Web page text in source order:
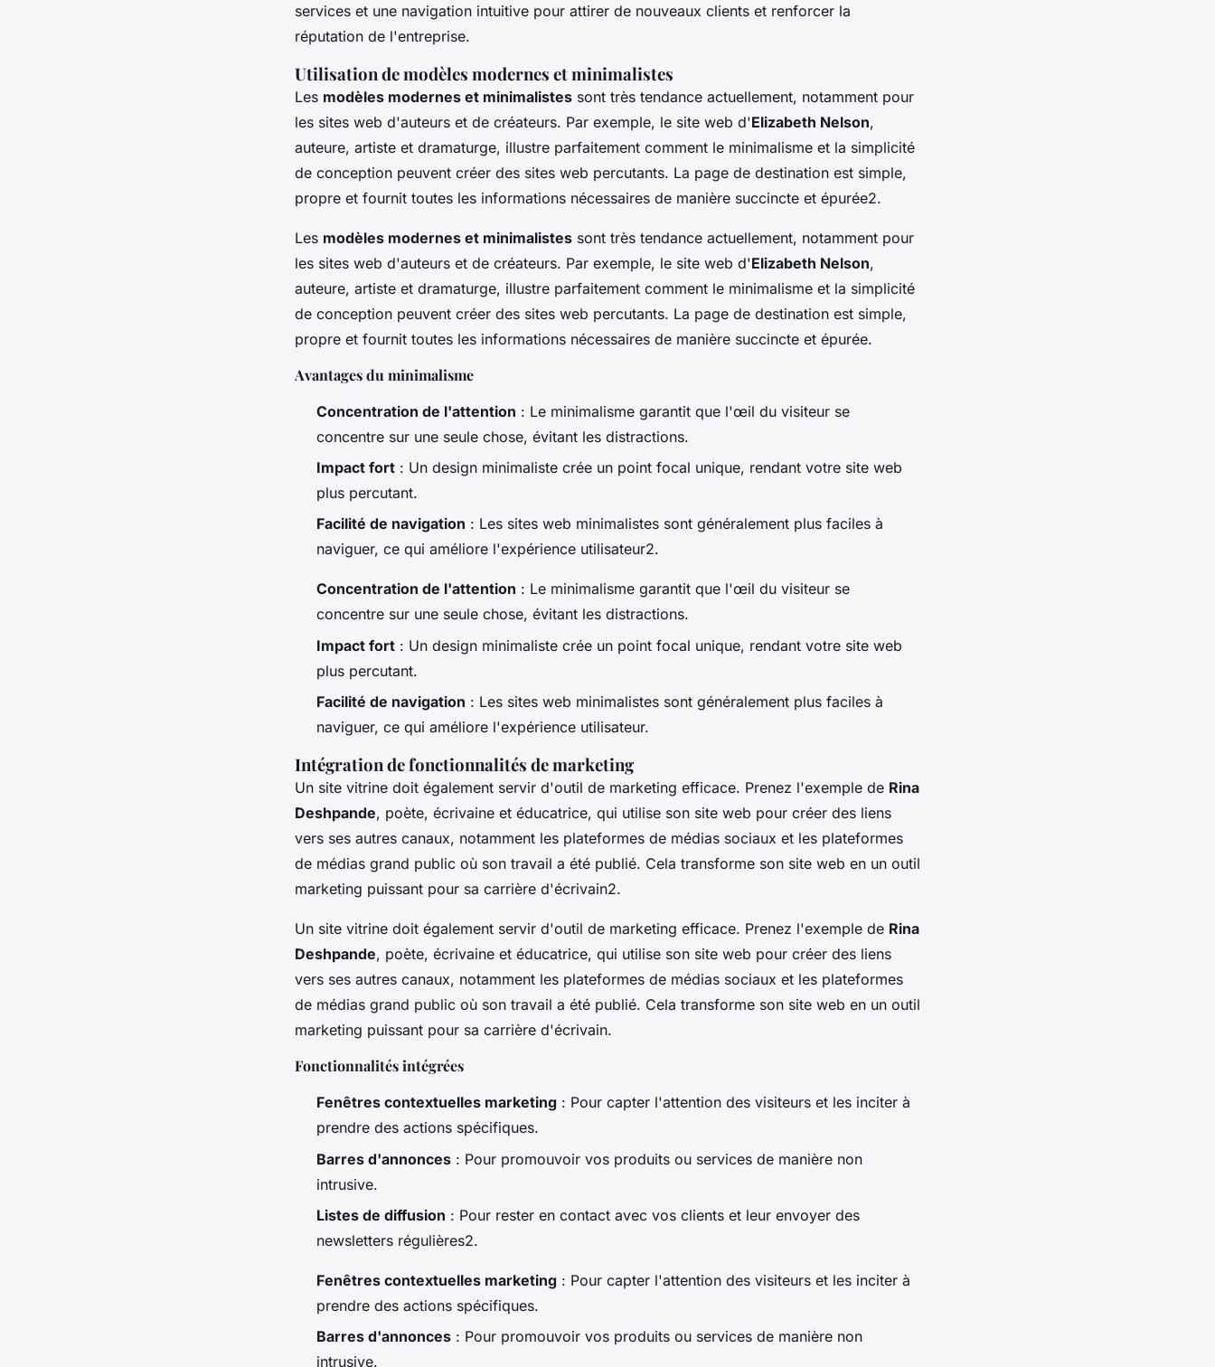
services et une navigation intuitive pour attirer de nouveaux clients et renforcer la
réputation de l'entreprise.
Utilisation de modèles modernes et minimalistes
Les modèles modernes et minimalistes sont très tendance actuellement, notamment pour
les sites web d'auteurs et de créateurs. Par exemple, le site web d'Elizabeth Nelson,
auteure, artiste et dramaturge, illustre parfaitement comment le minimalisme et la simplicité
de conception peuvent créer des sites web percutants. La page de destination est simple,
propre et fournit toutes les informations nécessaires de manière succincte et épurée2.
Les modèles modernes et minimalistes sont très tendance actuellement, notamment pour
les sites web d'auteurs et de créateurs. Par exemple, le site web d'Elizabeth Nelson,
auteure, artiste et dramaturge, illustre parfaitement comment le minimalisme et la simplicité
de conception peuvent créer des sites web percutants. La page de destination est simple,
propre et fournit toutes les informations nécessaires de manière succincte et épurée.
Avantages du minimalisme
Concentration de l'attention : Le minimalisme garantit que l'œil du visiteur se
concentre sur une seule chose, évitant les distractions.
Impact fort : Un design minimaliste crée un point focal unique, rendant votre site web
plus percutant.
Facilité de navigation : Les sites web minimalistes sont généralement plus faciles à
naviguer, ce qui améliore l'expérience utilisateur2.
Concentration de l'attention : Le minimalisme garantit que l'œil du visiteur se
concentre sur une seule chose, évitant les distractions.
Impact fort : Un design minimaliste crée un point focal unique, rendant votre site web
plus percutant.
Facilité de navigation : Les sites web minimalistes sont généralement plus faciles à
naviguer, ce qui améliore l'expérience utilisateur.
Intégration de fonctionnalités de marketing
Un site vitrine doit également servir d'outil de marketing efficace. Prenez l'exemple de Rina
Deshpande, poète, écrivaine et éducatrice, qui utilise son site web pour créer des liens
vers ses autres canaux, notamment les plateformes de médias sociaux et les plateformes
de médias grand public où son travail a été publié. Cela transforme son site web en un outil
marketing puissant pour sa carrière d'écrivain2.
Un site vitrine doit également servir d'outil de marketing efficace. Prenez l'exemple de Rina
Deshpande, poète, écrivaine et éducatrice, qui utilise son site web pour créer des liens
vers ses autres canaux, notamment les plateformes de médias sociaux et les plateformes
de médias grand public où son travail a été publié. Cela transforme son site web en un outil
marketing puissant pour sa carrière d'écrivain.
Fonctionnalités intégrées
Fenêtres contextuelles marketing : Pour capter l'attention des visiteurs et les inciter à
prendre des actions spécifiques.
Barres d'annonces : Pour promouvoir vos produits ou services de manière non
intrusive.
Listes de diffusion : Pour rester en contact avec vos clients et leur envoyer des
newsletters régulières2.
Fenêtres contextuelles marketing : Pour capter l'attention des visiteurs et les inciter à
prendre des actions spécifiques.
Barres d'annonces : Pour promouvoir vos produits ou services de manière non
intrusive.